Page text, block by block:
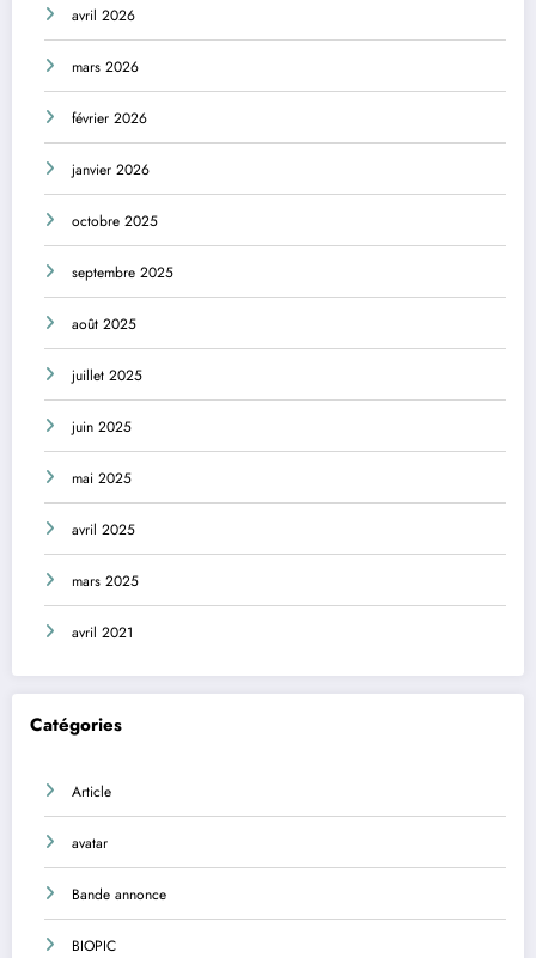
avril 2026
mars 2026
février 2026
janvier 2026
octobre 2025
septembre 2025
août 2025
juillet 2025
juin 2025
mai 2025
avril 2025
mars 2025
avril 2021
Catégories
Article
avatar
Bande annonce
BIOPIC